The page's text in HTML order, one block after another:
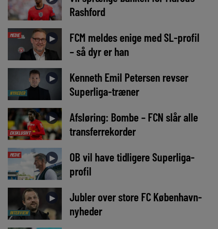
Rashford
MEDIE ►
FCM meldes enige med SL-profil
– så dyr er han
NYHEDER
►
Kenneth Emil Petersen revser
Superliga-træner
EKSKLUSIVT
►
Afsløring: Bombe – FCN slår alle
transferrekorder
MEDIE ►
OB vil have tidligere Superliga-
profil
INTERVIEW
►
Jubler over store FC København-
nyheder